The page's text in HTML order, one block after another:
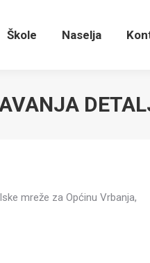
Škole Naselja
mreže za Općinu Vrbanja,